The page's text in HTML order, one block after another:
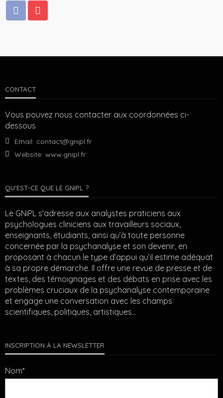
CONTACT
Vous pouvez nous contacter aux coordonnées ci-
dessous
Email: contact@gnipl.fr
Website: www.gnipl.fr
QU’EST-CE QUE LE GNIPL ?
Le GNiPL s'adresse aux analystes praticiens aux
psychologues cliniciens aux travailleurs sociaux,
enseignants, étudiants, ainsi qu’à toute personne
concernée par la psychanalyse et son devenir, en
proposant à chacun le type d’appui qu’il estime adéquat
à sa propre démarche. Il offre une revue de presse et de
textes, des témoignages et des débats en prise avec les
problèmes cruciaux de la psychanalyse contemporaine
et engage une conversation avec les champs
scientifiques, politiques, artistiques…
INSCRIPTION À LA NEWSLETTER
Nom*